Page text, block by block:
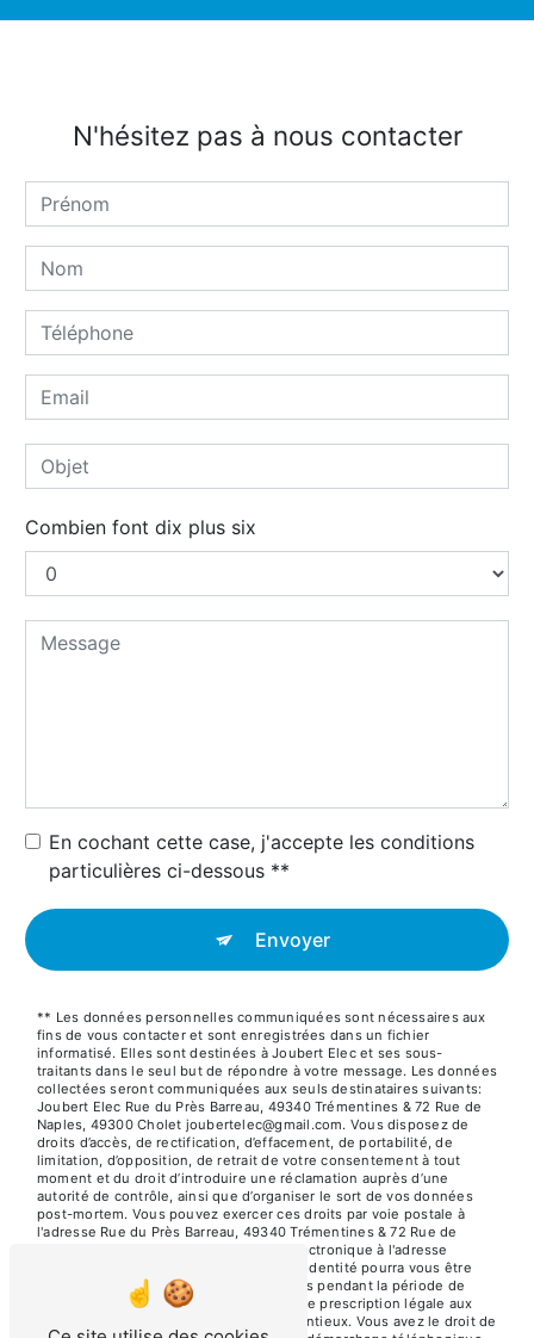
N'hésitez pas à nous contacter
Combien font dix plus six
En cochant cette case, j'accepte les conditions
particulières ci-dessous **
Envoyer
** Les données personnelles communiquées sont nécessaires aux
fins de vous contacter et sont enregistrées dans un fichier
informatisé. Elles sont destinées à Joubert Elec et ses sous-
traitants dans le seul but de répondre à votre message. Les données
collectées seront communiquées aux seuls destinataires suivants:
Joubert Elec Rue du Près Barreau, 49340 Trémentines & 72 Rue de
Naples, 49300 Cholet joubertelec@gmail.com. Vous disposez de
droits d’accès, de rectification, d’effacement, de portabilité, de
limitation, d’opposition, de retrait de votre consentement à tout
moment et du droit d’introduire une réclamation auprès d’une
autorité de contrôle, ainsi que d’organiser le sort de vos données
post-mortem. Vous pouvez exercer ces droits par voie postale à
l'adresse Rue du Près Barreau, 49340 Trémentines & 72 Rue de
Naples, 49300 Cholet ou par courrier électronique à l'adresse
joubertelec@gmail.com. Un justificatif d'identité pourra vous être
demandé. Nous conservons vos données pendant la période de
prise de contact puis pendant la durée de prescription légale aux
fins probatoires et de gestion des contentieux. Vous avez le droit de